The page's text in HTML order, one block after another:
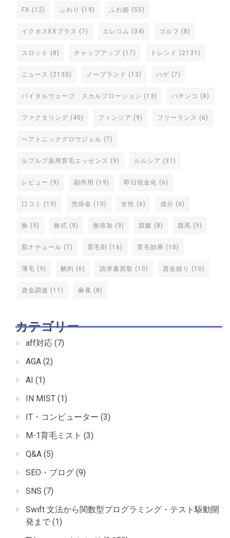
FX (12) ふわり (19) ふわ姫 (55)
イクオスEXプラス (7) エレコム (34) ゴルフ (8)
スロット (8) チャップアップ (17) トレンド (2131)
ニュース (2130) ノーブランド (13) ハゲ (7)
バイタルウェーブ スカルプローション (13) パチンコ (8)
ファクタリング (40) フィンジア (9) フリーランス (6)
ヘアトニックグロウジェル (7)
ルプルプ薬用育毛エッセンス (9) ルルシア (31)
レビュー (9) 副作用 (19) 即日現金化 (6)
口コミ (19) 売掛金 (10) 女性 (6) 成分 (6)
株 (9) 株式 (9) 無添加 (9) 競艇 (8) 競馬 (9)
肌ナチュール (7) 育毛剤 (16) 育毛効果 (10)
薄毛 (9) 解約 (6) 請求書買取 (10) 資金繰り (10)
資金調達 (11) 麻雀 (8)
カテゴリー
aff対応 (7)
AGA (2)
AI (1)
IN MIST (1)
IT・コンピューター (3)
M-1育毛ミスト (3)
Q&A (5)
SEO・ブログ (9)
SNS (7)
Swift 文法から関数型プログラミング・テスト駆動開
発まで (1)